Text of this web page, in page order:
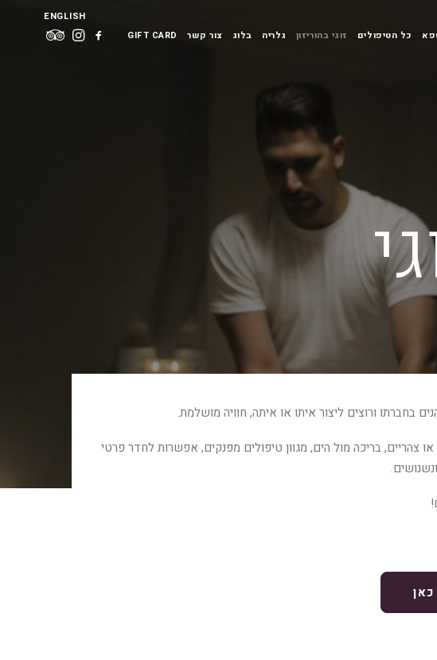
כל הטיפולים זוגי בהוריזון גלריה בלוג צור קשר GIFT CARD
ENGLISH
ורוצים ליצור איתו או איתה, חוויה מושלמת.
צהריים, בריכה מול הים, מגוון טיפולים מפנקים, אפשרות לחדר פרטי